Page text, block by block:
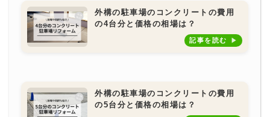
外構の駐車場のコンクリートの費用
の4台分と価格の相場は？
記事を読む
外構の駐車場のコンクリートの費用
の5台分と価格の相場は？